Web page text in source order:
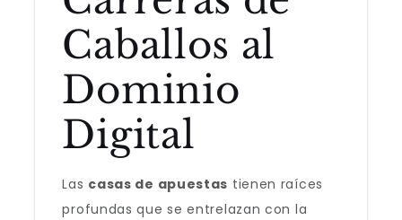
Caballos al
Dominio
Digital
Las casas de apuestas tienen raíces
profundas que se entrelazan con la